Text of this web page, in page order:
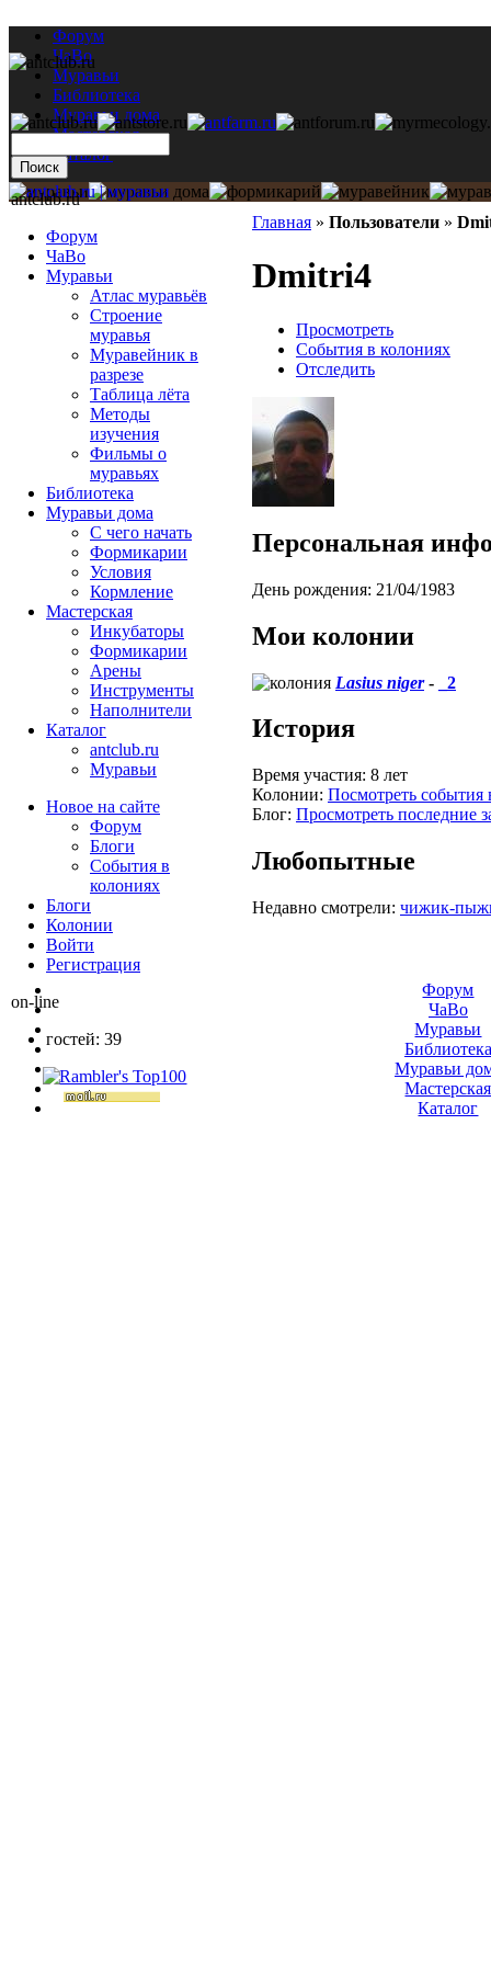
Форум
ЧаВо
Муравьи
Библиотека
Муравьи дома
Мастерская
Каталог
Главная » Пользователи »
Dmitri4
Просмотреть
События в колониях
Отследить
Персональная
День рождения: 21/04/1983
Мои колонии
Lasius niger- _2
История
Время участия: 8 лет
Колонии: Посмотреть события
Блог: Просмотреть последние
Любопытные
Недавно смотрели: чижик-
antclub.ru
Форум
ЧаВо
Муравьи
Атлас муравьёв
Строение
муравья
Муравейник в
разрезе
Таблица лёта
Методы
изучения
Фильмы о
муравьях
Библиотека
Муравьи дома
С чего начать
Формикарии
Условия
Кормление
Мастерская
Инкубаторы
Формикарии
Арены
Инструменты
Наполнители
Каталог
antclub.ru
Муравьи
Новое на сайте
Форум
Блоги
События в
колониях
Блоги
Колонии
Войти
Peгиcтpaция
on-line
гостей: 39
Форум
ЧаВо
Муравьи
Библиотека
Муравьи
Мастерская
Каталог